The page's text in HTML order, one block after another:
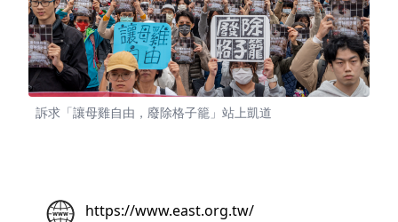
訴求「讓母雞自由，廢除格子籠」站上凱道
https://www.east.org.tw/